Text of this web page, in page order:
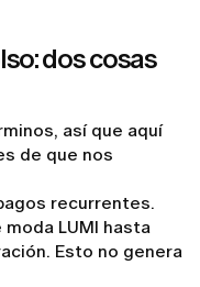
dos cosas
así que aquí
de que nos
recurrentes.
LUMI hasta
Esto no genera